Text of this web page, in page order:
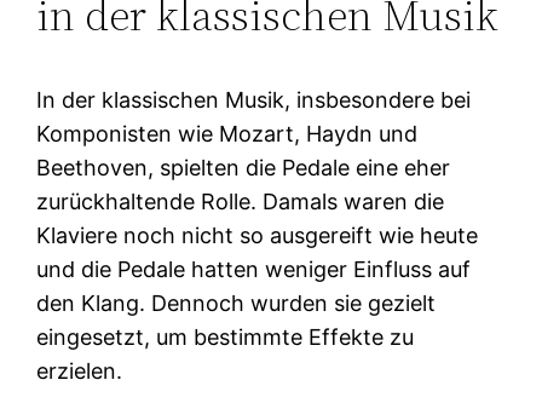
in der klassischen Musik
In der klassischen Musik, insbesondere bei
Komponisten wie Mozart, Haydn und
Beethoven, spielten die Pedale eine eher
zurückhaltende Rolle. Damals waren die
Klaviere noch nicht so ausgereift wie heute
und die Pedale hatten weniger Einfluss auf
den Klang. Dennoch wurden sie gezielt
eingesetzt, um bestimmte Effekte zu
erzielen.